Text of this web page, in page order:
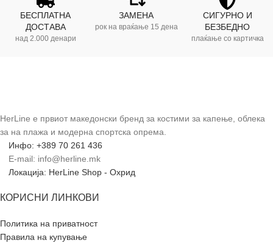
БЕСПЛАТНА
ДОСТАВА
над 2.000 денари
ЗАМЕНА
рок на враќање 15 дена
СИГУРНО И
БЕЗБЕДНО
плаќање со картичка
HerLine е првиот македонски бренд за костими за капење, облека
за на плажа и модерна спортска опрема.
Инфо: +389 70 261 436
E-mail: info@herline.mk
Локација: HerLine Shop - Охрид
КОРИСНИ ЛИНКОВИ
Политика на приватност
Правила на купување